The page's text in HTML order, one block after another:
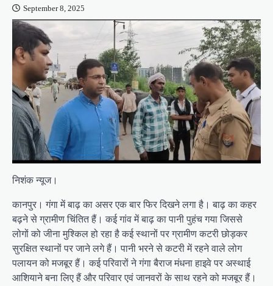
September 8, 2025
निशंक न्यूज।
कानपुर। गंगा में बाढ़ का असर एक बार फिर दिखने लगा है। बाढ़ का कहर
बढ़ने से ग्रामीण चिंतित हैं। कई गांव में बाढ़ का पानी पुहंच गया जिससे
लोगों को जीना मुश्किल हो रहा है कई स्थानों पर ग्रामीण कटरी छोड़कर
सुरक्षित स्थानों पर जाने लगे हैं। पानी भरने से कटरी में रहने वाले लोग
पलायन को मजबूर हैं। कई परिवारों ने गंगा बैराज मंधना हाइवे पर अस्थाई
आशियाने बना लिए हैं और परिवार एवं जानवरों के साथ रहने को मजबूर हैं।